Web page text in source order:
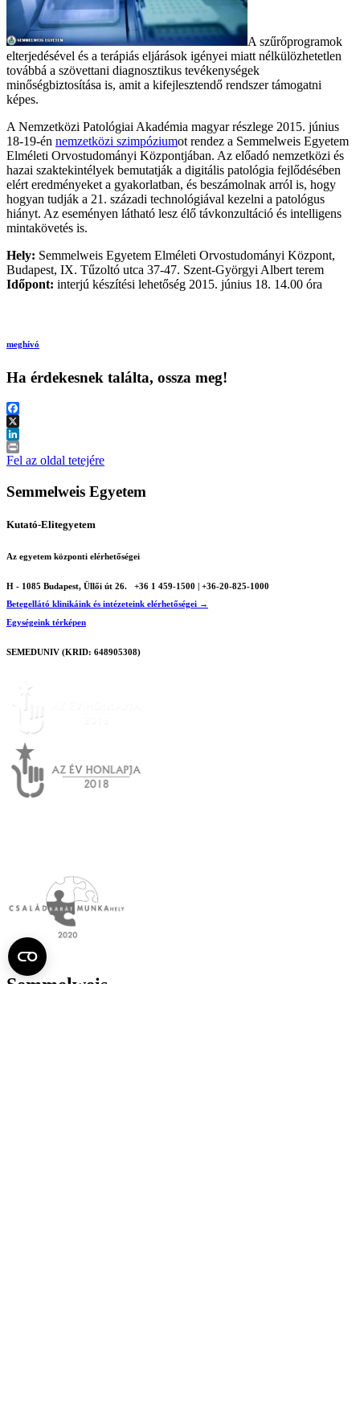
A szűrőprogramok
elterjedésével és a terápiás eljárások igényei miatt nélkülözhetetlen
továbbá a szövettani diagnosztikus tevékenységek
minőségbiztosítása is, amit a kifejlesztendő rendszer támogatni
képes.
A Nemzetközi Patológiai Akadémia magyar részlege 2015. június
18-19-én nemzetközi szimpóziumot rendez a Semmelweis Egyetem
Elméleti Orvostudományi Központjában. Az előadó nemzetközi és
hazai szaktekintélyek bemutatják a digitális patológia fejlődésében
elért eredményeket a gyakorlatban, és beszámolnak arról is, hogy
hogyan tudják a 21. századi technológiával kezelni a patológus
hiányt. Az eseményen látható lesz élő távkonzultáció és intelligens
mintakövetés is.
Hely: Semmelweis Egyetem Elméleti Orvostudományi Központ,
Budapest, IX. Tűzoltó utca 37-47. Szent-Györgyi Albert terem
Időpont: interjú készítési lehetőség 2015. június 18. 14.00 óra
meghívó
Ha érdekesnek találta, ossza meg!
Facebook
X
LinkedIn
Print
Fel az oldal tetejére
Semmelweis Egyetem
Kutató-Elitegyetem
Az egyetem központi elérhetőségei
H - 1085 Budapest, Üllői út 26.
+36 1 459-1500 | +36-20-825-1000
Betegellátó klinikáink és intézeteink elérhetőségei →
Egységeink térképen
SEMEDUNIV (KRID: 648905308)
Semmelweis